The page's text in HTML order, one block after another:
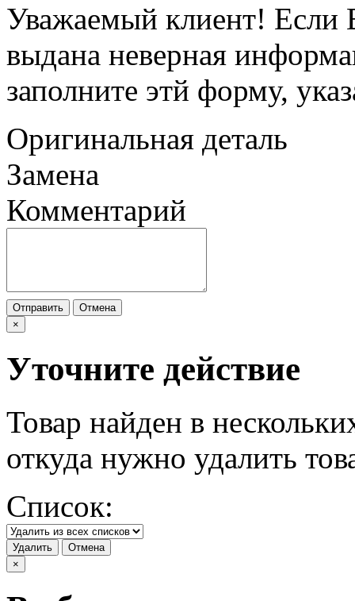
Уважаемый клиент! Если
выдана неверная
заполните этй форму,
Оригинальная деталь
Замена
Комментарий
Отправить
Отмена
×
Уточните действие
Товар найден в
откуда нужно удалить
Список:
Удалить
Отмена
×